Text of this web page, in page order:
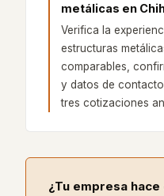
metálicas en
Verifica la
estructuras
comparables,
y datos de
tres cotizaciones
¿Tu empresa hace